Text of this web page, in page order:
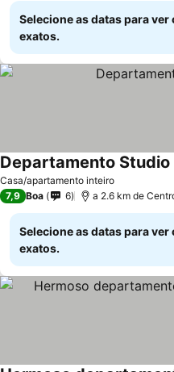
Selecione as datas para ver
exatos.
Casa/apartamento inteiro
Departamento Studio
7,9 Boa 6 a 2.6 km de
Selecione as datas para ver
exatos.